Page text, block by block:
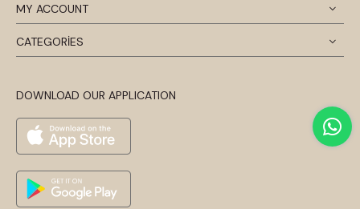
MY ACCOUNT
CATEGORİES
DOWNLOAD OUR APPLICATION